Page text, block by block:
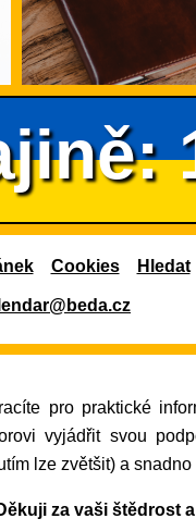
Cookies Hledat
vyjádřit svou
lze zvětšit) a
Děkuji za vaši štědrost